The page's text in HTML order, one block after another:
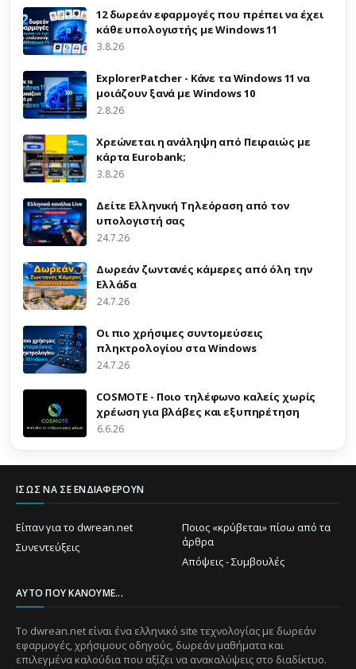
12 δωρεάν εφαρμογές που πρέπει να έχει
κάθε υπολογιστής με Windows 11
3.8.26
ExplorerPatcher - Κάνε τα Windows 11 να
μοιάζουν ξανά με Windows 10
2.8.26
Χρεώνεται η ανάληψη από Πειραιώς με
κάρτα Eurobank;
3.8.26
Δείτε Ελληνική Τηλεόραση από τον
υπολογιστή σας
24.7.26
Δωρεάν ζωντανές κάμερες από όλη την
Ελλάδα
24.7.26
Οι πιο χρήσιμες συντομεύσεις
πληκτρολογίου στα Windows
24.7.26
COSMOTE - Ποιο τηλέφωνο καλείς χωρίς
χρέωση για βλάβες και εξυπηρέτηση
6.6.26
ΊΣΩΣ ΝΑ ΣΕ ΕΝΔΙΑΦΈΡΟΥΝ
Είπαν για το dwrean.net
Ποιος «κρύβεται» πίσω από τα
άρθρα
Συνεντεύξεις
Απόψεις - Συμβουλές
ΑΥΤΌ ΠΟΥ ΚΆΝΟΥΜΕ...
Το dwrean.net είναι ένα ελληνικό site τεχνολογίας με δωρεάν
εφαρμογές, χρήσιμους οδηγούς, δωρεάν μαθήματα και
επιλεγμένα καλούδια που αξίζει να ανακαλύψεις στο διαδίκτυο.